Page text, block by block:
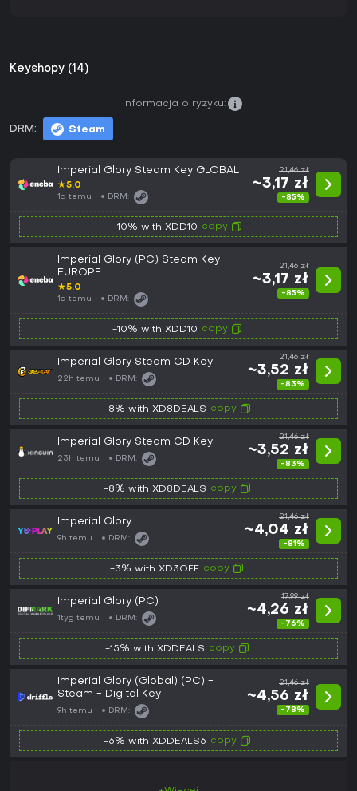
Keyshopy (14)
DRM: Steam
Informacja o ryzyku:
Imperial Glory Steam Key GLOBAL
★5.0
1d temu DRM:
21,46 zł
~3,17 zł
-85%
-10% with XDD10 copy
Imperial Glory (PC) Steam Key
EUROPE
★5.0
1d temu DRM:
21,46 zł
~3,17 zł
-85%
-10% with XDD10 copy
Imperial Glory Steam CD Key
22h temu DRM:
21,46 zł
~3,52 zł
-83%
-8% with XD8DEALS copy
Imperial Glory Steam CD Key
23h temu DRM:
21,46 zł
~3,52 zł
-83%
-8% with XD8DEALS copy
Imperial Glory
9h temu DRM:
21,46 zł
~4,04 zł
-81%
-3% with XD3OFF copy
Imperial Glory (PC)
1tyg temu DRM:
17,99 zł
~4,26 zł
-76%
-15% with XDDEALS copy
Imperial Glory (Global) (PC) -
Steam - Digital Key
9h temu DRM:
21,46 zł
~4,56 zł
-78%
-6% with XDDEALS6 copy